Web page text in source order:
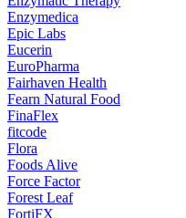
Enzymedica
Epic Labs
Eucerin
EuroPharma
Fairhaven Health
Fearn Natural Food
FinaFlex
fitcode
Flora
Foods Alive
Force Factor
Forest Leaf
FortiFX